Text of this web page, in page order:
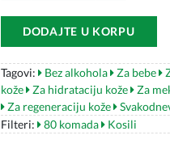
DODAJTE U KORPU
Tagovi: Bez alkohola Za bebe
kože
Za hidrataciju kože Za
Za regeneraciju kože
Filteri:
80 komada Kosili